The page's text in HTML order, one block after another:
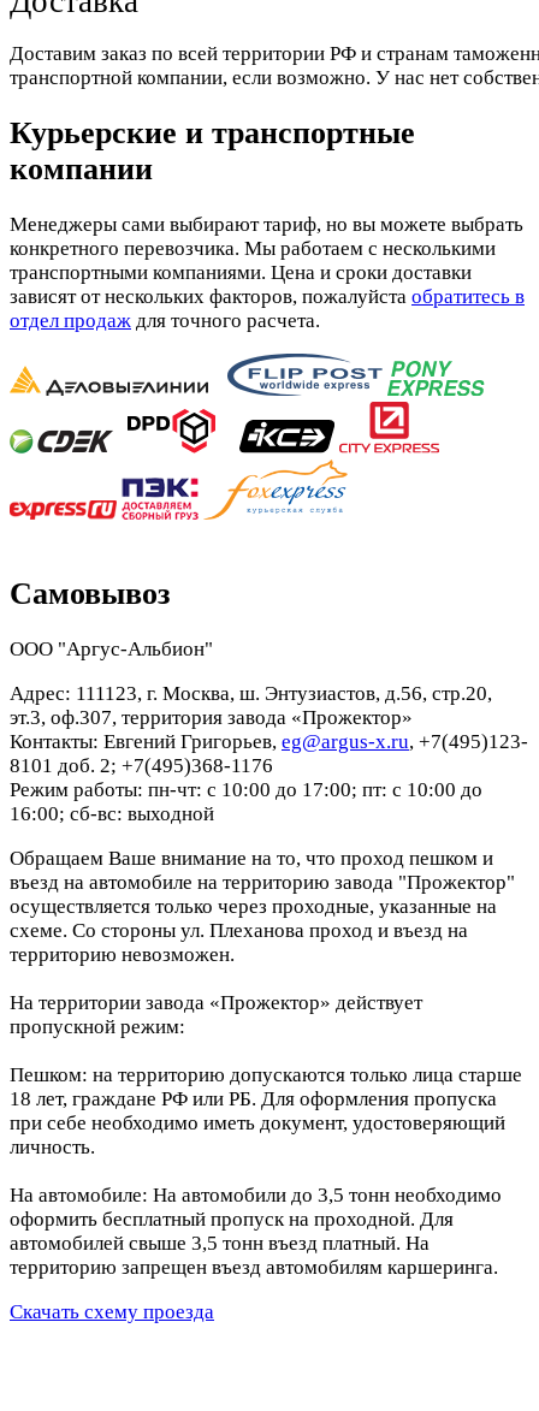
Доставим заказ по всей территории РФ и странам
транспортной компании, если возможно. У нас нет
Курьерские и транспортные
компании
Менеджеры сами выбирают тариф, но вы можете выбрать
конкретного перевозчика. Мы работаем с несколькими
транспортными компаниями. Цена и сроки доставки
зависят от нескольких факторов, пожалуйста обратитесь в
отдел продаж для точного расчета.
Самовывоз
ООО "Аргус-Альбион"
Адрес: 111123, г. Москва, ш. Энтузиастов, д.56, стр.20,
эт.3, оф.307, территория завода «Прожектор»
Контакты: Евгений Григорьев, eg@argus-x.ru, +7(495)123-
8101 доб. 2; +7(495)368-1176
Режим работы: пн-чт: с 10:00 до 17:00; пт: с 10:00 до
16:00; сб-вс: выходной
Обращаем Ваше внимание на то, что проход пешком и
въезд на автомобиле на территорию завода "Прожектор"
осуществляется только через проходные, указанные на
схеме. Со стороны ул. Плеханова проход и въезд на
территорию невозможен.
На территории завода «Прожектор» действует
пропускной режим:
Пешком: на территорию допускаются только лица старше
18 лет, граждане РФ или РБ. Для оформления пропуска
при себе необходимо иметь документ, удостоверяющий
личность.
На автомобиле: На автомобили до 3,5 тонн необходимо
оформить бесплатный пропуск на проходной. Для
автомобилей свыше 3,5 тонн въезд платный. На
территорию запрещен въезд автомобилям каршеринга.
Скачать схему проезда